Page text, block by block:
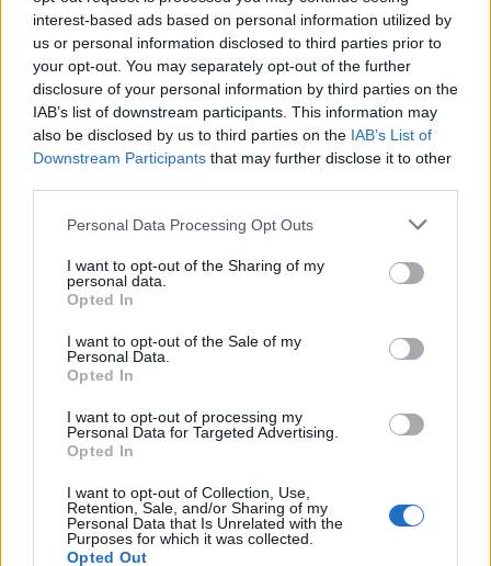
interest-based ads based on personal information utilized by
us or personal information disclosed to third parties prior to
your opt-out. You may separately opt-out of the further
disclosure of your personal information by third parties on the
IAB’s list of downstream participants. This information may
also be disclosed by us to third parties on the IAB’s List of
Downstream Participants that may further disclose it to other
Please note that this website/app uses one or more Google
not limited to your visit or usage behaviour. You may click to
grant or deny consent to Google and its third-party tags to
use your data for below specified purposes in below Google
consent section.
Personal Data Processing Opt Outs
I want to opt-out of the Sharing of my
personal data.
Opted In
I want to opt-out of the Sale of my
Personal Data.
Opted In
I want to opt-out of processing my
Personal Data for Targeted Advertising.
Opted In
I want to opt-out of Collection, Use,
Retention, Sale, and/or Sharing of my
Personal Data that Is Unrelated with the
Purposes for which it was collected.
Opted Out
partecipazione per il suo racconto
Calangianus, allarme sul centro accoglienza
minori, Albieri: “Episodi gravissimi”
Gallura, finti clienti svuotano le suite: furto da
Meteo Olbia 7 agosto, sole e caldo tornano
protagonisti
Test tunnel Olbia: rampe chiuse ancora fino a
Aggius conquista la classifica delle mete più
amate dell’estate 2026